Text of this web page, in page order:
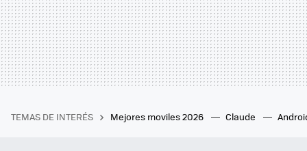
TEMAS DE INTERÉS Mejores moviles 2026 Claude